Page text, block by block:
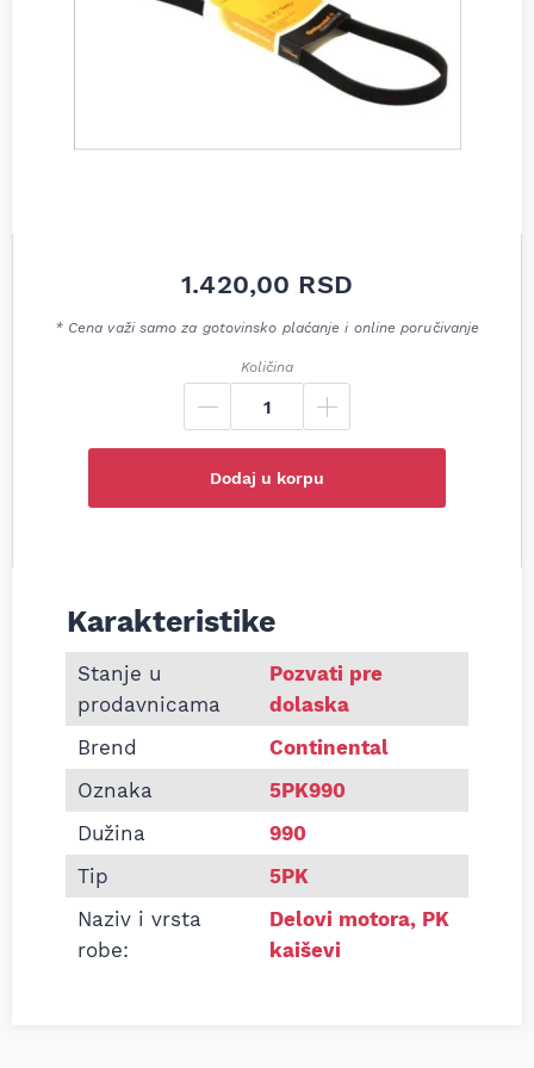
1.420,00 RSD
* Cena važi samo za gotovinsko plaćanje i online poručivanje
Količina
Dodaj u korpu
Informacije o Pk kaiš Continental 5PK990
Karakteristike
Stanje u
prodavnicama
Pozvati pre
dolaska
Brend
Continental
Oznaka
5PK990
Dužina
990
Tip
5PK
Naziv i vrsta
robe:
Delovi motora, PK
kaiševi